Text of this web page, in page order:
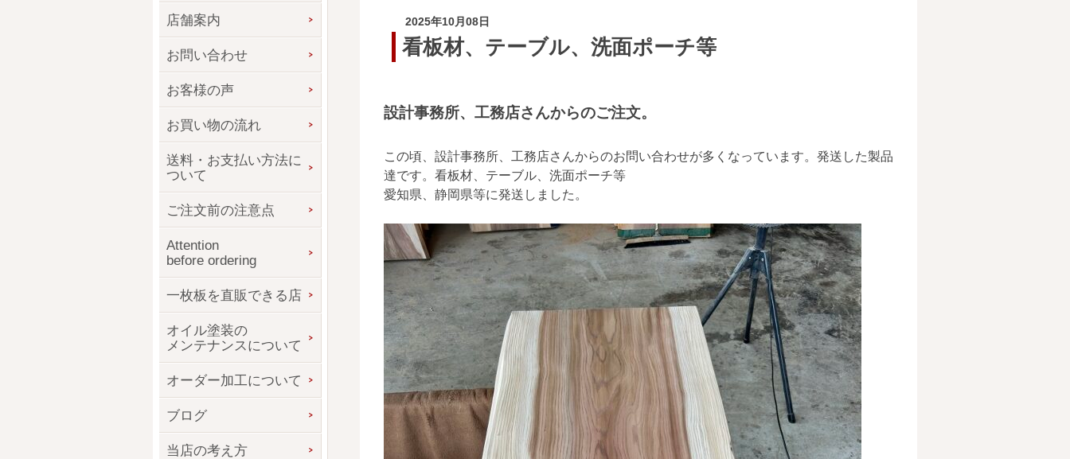
2025年10月08日
看板材、テーブル、洗面ポーチ等
設計事務所、工務店さんからのご注文。
この頃、設計事務所、工務店さんからのお問い合わせが多くなっています。発送した製品
達です。看板材、テーブル、洗面ポーチ等
愛知県、静岡県等に発送しました。
店舗案内
お問い合わせ
お客様の声
お買い物の流れ
送料・お支払い方法に
ついて
ご注文前の注意点
Attention
before ordering
一枚板を直販できる店
オイル塗装の
メンテナンスについて
オーダー加工について
ブログ
当店の考え方